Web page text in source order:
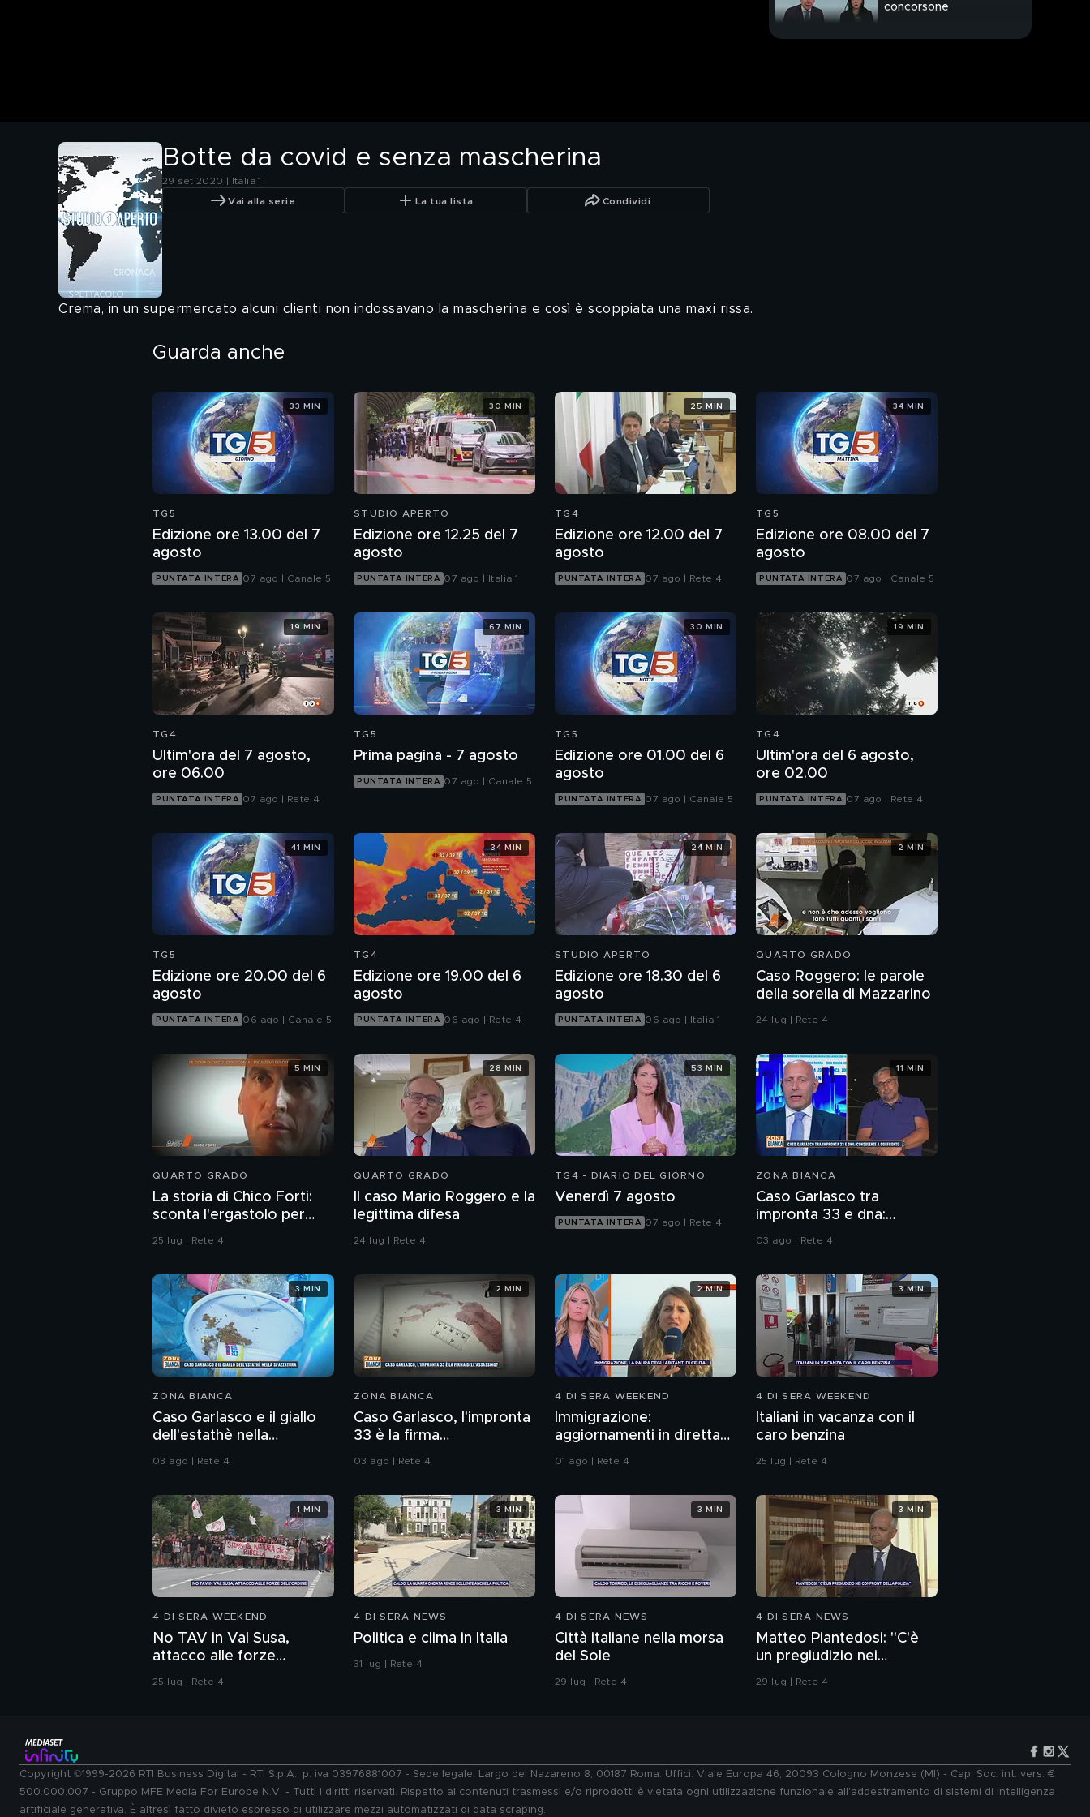
concorsone
Botte da covid e senza mascherina
29 set 2020 | Italia 1
Vai alla serie La tua lista Condividi
Crema, in un supermercato alcuni clienti non indossavano la mascherina e così è scoppiata una maxi rissa.
Guarda anche
TG5
Edizione ore 13.00 del 7
agosto
PUNTATA INTERA 07 ago | Canale 5
33 MIN
STUDIO APERTO
Edizione ore 12.25 del 7
agosto
PUNTATA INTERA 07 ago | Italia 1
30 MIN
TG4
Edizione ore 12.00 del 7
agosto
PUNTATA INTERA 07 ago | Rete 4
25 MIN
TG5
Edizione ore 08.00 del 7
agosto
PUNTATA INTERA 07 ago | Canale 5
34 MIN
TG4
Ultim'ora del 7 agosto,
ore 06.00
PUNTATA INTERA 07 ago | Rete 4
19 MIN
TG5
Prima pagina - 7 agosto
PUNTATA INTERA 07 ago | Canale 5
67 MIN
TG5
Edizione ore 01.00 del 6
agosto
PUNTATA INTERA 07 ago | Canale 5
30 MIN
TG4
Ultim'ora del 6 agosto,
ore 02.00
PUNTATA INTERA 07 ago | Rete 4
19 MIN
TG5
Edizione ore 20.00 del 6
agosto
PUNTATA INTERA 06 ago | Canale 5
41 MIN
TG4
Edizione ore 19.00 del 6
agosto
PUNTATA INTERA 06 ago | Rete 4
34 MIN
STUDIO APERTO
Edizione ore 18.30 del 6
agosto
PUNTATA INTERA 06 ago | Italia 1
24 MIN
QUARTO GRADO
Caso Roggero: le parole
della sorella di Mazzarino
24 lug | Rete 4
2 MIN
QUARTO GRADO
La storia di Chico Forti:
sconta l'ergastolo per
omicidio
25 lug | Rete 4
5 MIN
QUARTO GRADO
Il caso Mario Roggero e la
legittima difesa
24 lug | Rete 4
28 MIN
TG4 - DIARIO DEL GIORNO
Venerdì 7 agosto
PUNTATA INTERA 07 ago | Rete 4
53 MIN
ZONA BIANCA
Caso Garlasco tra
impronta 33 e dna:
consulenze a confronto
03 ago | Rete 4
11 MIN
ZONA BIANCA
Caso Garlasco e il giallo
dell'estathè nella
spazzatura
03 ago | Rete 4
3 MIN
ZONA BIANCA
Caso Garlasco, l'impronta
33 è la firma
dell'assassino?
03 ago | Rete 4
2 MIN
4 DI SERA WEEKEND
Immigrazione:
aggiornamenti in diretta
da Ceuta
01 ago | Rete 4
2 MIN
4 DI SERA WEEKEND
Italiani in vacanza con il
caro benzina
25 lug | Rete 4
3 MIN
4 DI SERA WEEKEND
No TAV in Val Susa,
attacco alle forze
dell'ordine
25 lug | Rete 4
1 MIN
4 DI SERA NEWS
Politica e clima in Italia
31 lug | Rete 4
3 MIN
4 DI SERA NEWS
Città italiane nella morsa
del Sole
29 lug | Rete 4
3 MIN
4 DI SERA NEWS
Matteo Piantedosi: "C'è
un pregiudizio nei
confronti della polizia"
29 lug | Rete 4
3 MIN
Copyright ©1999-2026 RTI Business Digital - RTI S.p.A.: p. iva 03976881007 - Sede legale: Largo del Nazareno 8, 00187 Roma. Uffici: Viale Europa 46, 20093 Cologno Monzese (MI) - Cap. Soc. int. vers. €
500.000.007 - Gruppo MFE Media For Europe N.V. - Tutti i diritti riservati. Rispetto ai contenuti trasmessi e/o riprodotti è vietata ogni utilizzazione funzionale all'addestramento di sistemi di intelligenza
artificiale generativa. È altresì fatto divieto espresso di utilizzare mezzi automatizzati di data scraping.